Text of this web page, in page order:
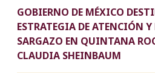
GOBIERNO DE MÉXICO
ESTRATEGIA DE ATENCIÓN Y
SARGAZO EN QUINTANA
CLAUDIA SHEINBAUM